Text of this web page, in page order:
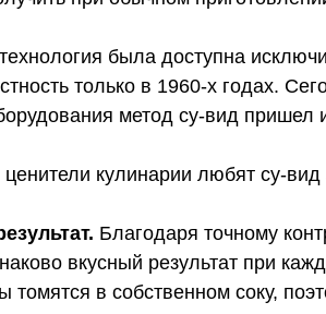
была доступна
только в 1960-х годах.
метод су-вид
кулинарии любят су-вид
Благодаря точному
вкусный результат при
томятся в собственном соку,